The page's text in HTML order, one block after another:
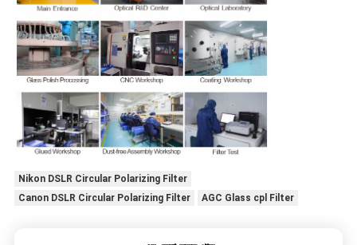
Nikon DSLR Circular Polarizing Filter
Canon DSLR Circular Polarizing Filter
AGC Glass cpl Filter